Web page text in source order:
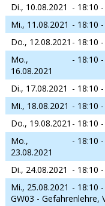
Di., 10.08.2021 - 18:10
Mi., 11.08.2021 - 18:10
Do., 12.08.2021 - 18:10
Mo.,
16.08.2021
- 18:10
Di., 17.08.2021 - 18:10
Mi., 18.08.2021 - 18:10
Do., 19.08.2021 - 18:10
Mo.,
23.08.2021
- 18:10
Di., 24.08.2021 - 18:10
Mi., 25.08.2021 - 18:10
GW03 - Gefahrenlehre,